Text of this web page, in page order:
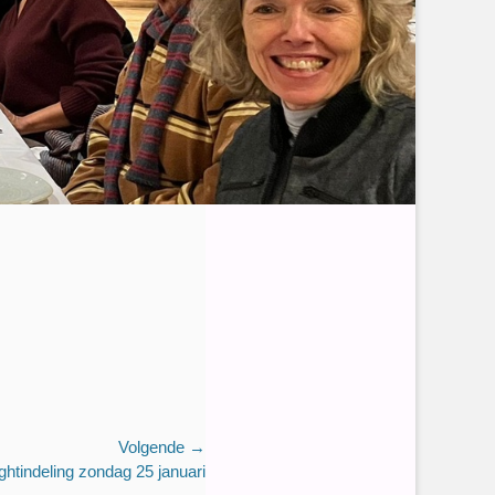
Volgende →
zondag 25 januari